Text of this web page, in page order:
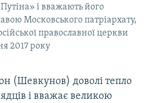
і вважають його
Московського патріархату,
православної церкви
2017 року
(Шевкунов) доволі тепло
і вважає великою